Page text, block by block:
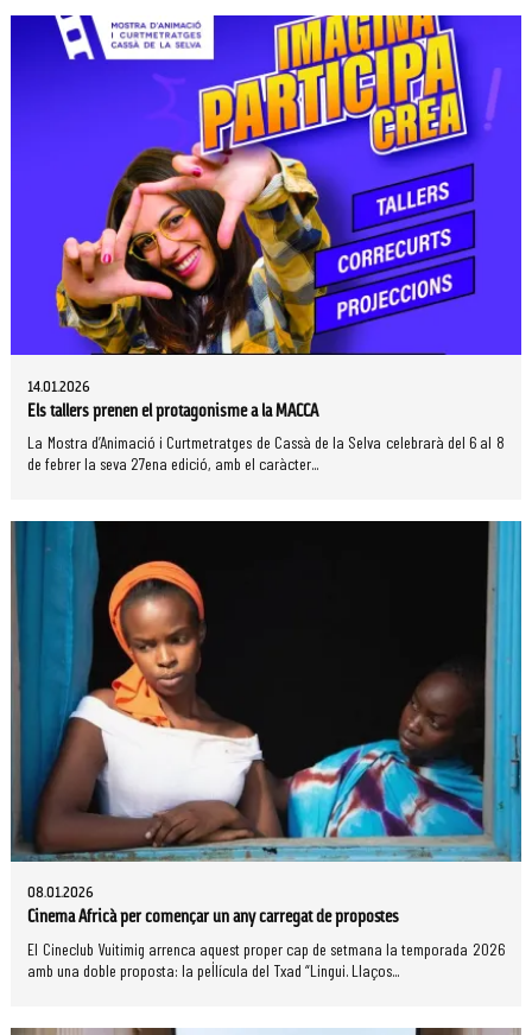
14.01.2026
Els tallers prenen el protagonisme a la MACCA
La Mostra d’Animació i Curtmetratges de Cassà de la Selva celebrarà del 6 al 8
de febrer la seva 27ena edició, amb el caràcter...
08.01.2026
Cinema Africà per començar un any carregat de propostes
El Cineclub Vuitimig arrenca aquest proper cap de setmana la temporada 2026
amb una doble proposta: la pel·lícula del Txad “Lingui. Llaços...